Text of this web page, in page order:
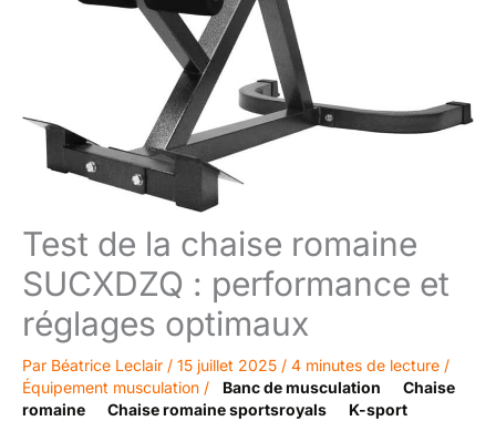
Test de la chaise romaine
SUCXDZQ : performance et
réglages optimaux
Par Béatrice Leclair / 15 juillet 2025 / 4 minutes de lecture /
Équipement musculation / Banc de musculation
Chaise
romaine
Chaise romaine sportsroyals
K-sport